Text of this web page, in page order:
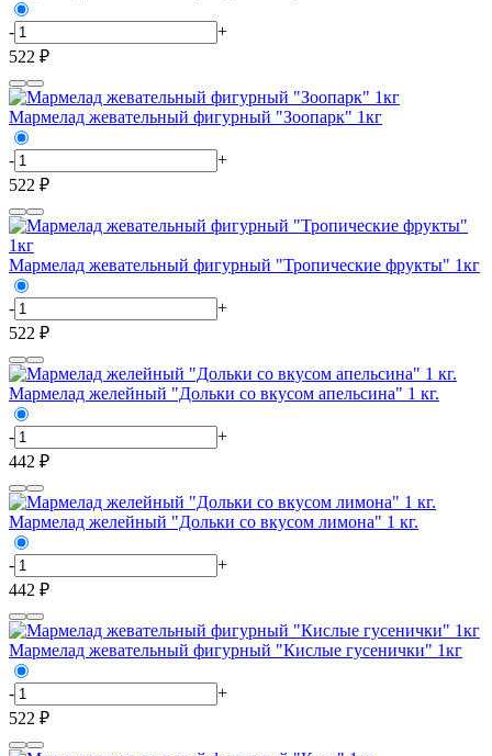
-
+
522 ₽
Мармелад жевательный фигурный "Зоопарк" 1кг
-
+
522 ₽
Мармелад жевательный фигурный "Тропические фрукты" 1кг
-
+
522 ₽
Мармелад желейный "Дольки со вкусом апельсина" 1 кг.
-
+
442 ₽
Мармелад желейный "Дольки со вкусом лимона" 1 кг.
-
+
442 ₽
Мармелад жевательный фигурный "Кислые гусенички" 1кг
-
+
522 ₽